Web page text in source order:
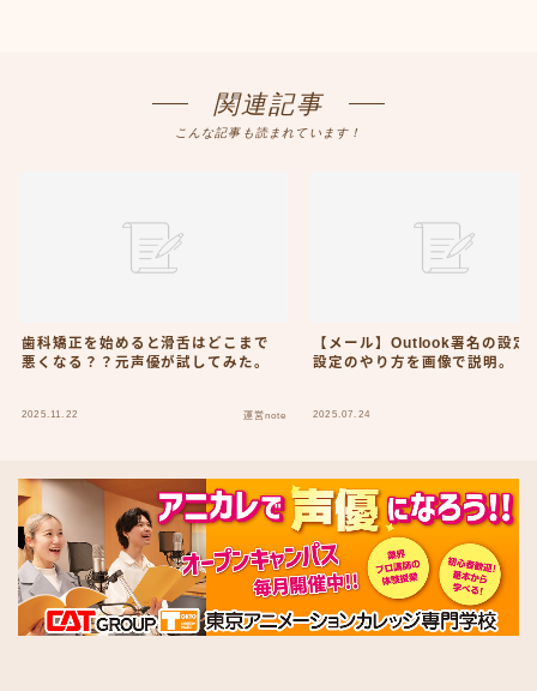
関連記事
こんな記事も読まれています！
歯科矯正を始めると滑舌はどこまで
悪くなる？？元声優が試してみた。
2025.11.22 運営note
【メール】Outlook署名の設定
設定のやり方を画像で説明。
2025.07.24